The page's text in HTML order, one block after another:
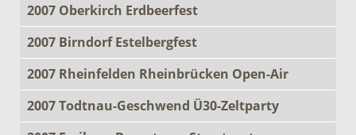
2007 Oberkirch Erdbeerfest
2007 Birndorf Estelbergfest
2007 Rheinfelden Rheinbrücken Open-Air
2007 Todtnau-Geschwend Ü30-Zeltparty